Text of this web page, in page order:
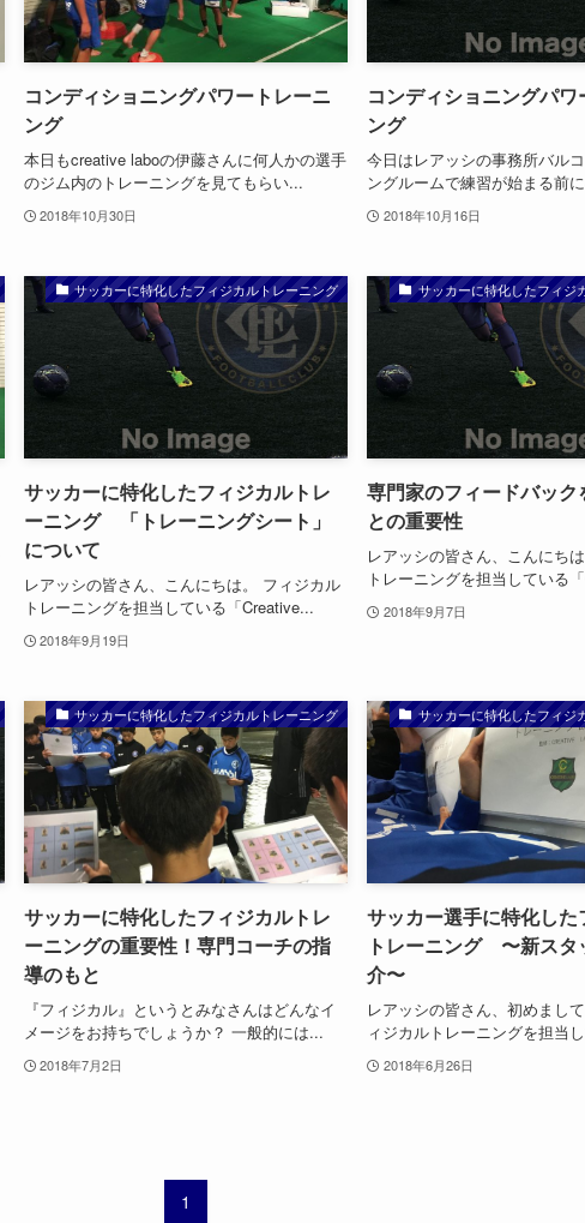
コンディショニングパワートレーニ
ング
本日もcreative laboの伊藤さんに何人かの選手
のジム内のトレーニングを見てもらい...
2018年10月30日
コンディショニングパワ
ング
今日はレアッシの事務所バル
ングルームで練習が始まる前
2018年10月16日
サッカーに特化したフィジカルトレーニング
サッカーに特化したフィジカルトレ
ーニング 「トレーニングシート」
について
レアッシの皆さん、こんにちは。 フィジカル
トレーニングを担当している「Creative...
2018年9月19日
サッカーに特化したフィジ
専門家のフィードバック
との重要性
レアッシの皆さん、こんにち
トレーニングを担当している
2018年9月7日
サッカーに特化したフィジカルトレーニング
サッカーに特化したフィジカルトレ
ーニングの重要性！専門コーチの指
導のもと
『フィジカル』というとみなさんはどんなイ
メージをお持ちでしょうか？ 一般的には...
2018年7月2日
サッカーに特化したフィジ
サッカー選手に特化した
トレーニング 〜新スタ
介〜
レアッシの皆さん、初めまし
ィジカルトレーニングを担当
2018年6月26日
1